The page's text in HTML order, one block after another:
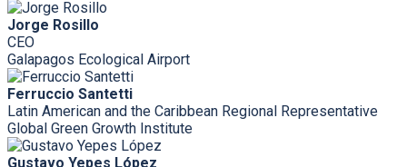
Jorge Rosillo
CEO
Galapagos Ecological Airport
Ferruccio Santetti
Latin American and the Caribbean Regional Representative
Global Green Growth Institute
Gustavo Yepes López